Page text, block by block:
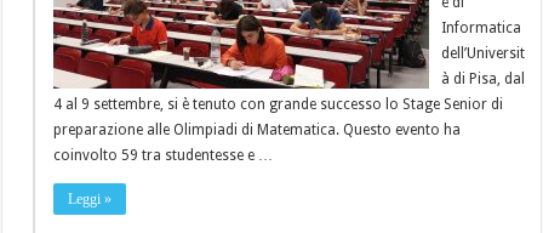
Informatica
dell’Universit
à di Pisa, dal
4 al 9 settembre, si è tenuto con grande successo lo Stage Senior di
preparazione alle Olimpiadi di Matematica. Questo evento ha
coinvolto 59 tra studentesse e …
Leggi »